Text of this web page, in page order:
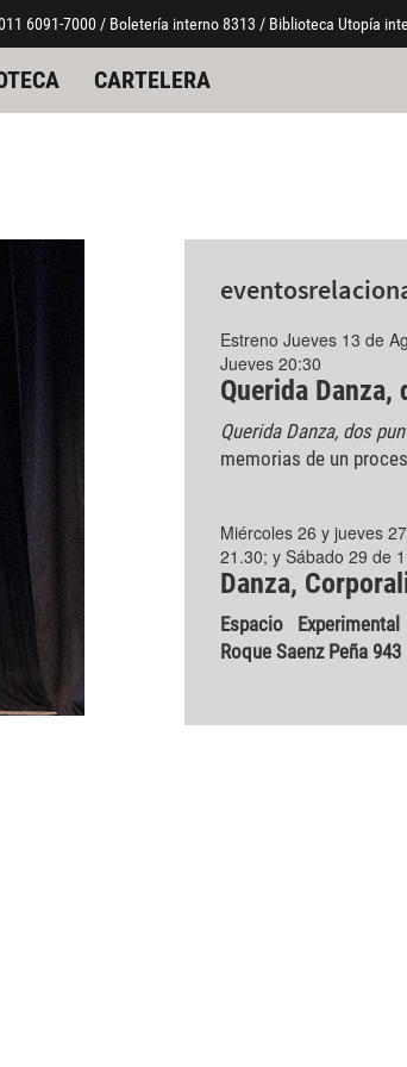
6091-7000 / Boletería interno 8313 / Biblioteca Utopía
CARTELERA
eventos
Estreno Jueves 13 de
Jueves 20:30
Querida Danza,
Querida Danza, dos
memorias de un
Miércoles 26 y jueves
21.30; y Sábado 29 de
Danza,
Espacio
Roque Saenz Peña 943